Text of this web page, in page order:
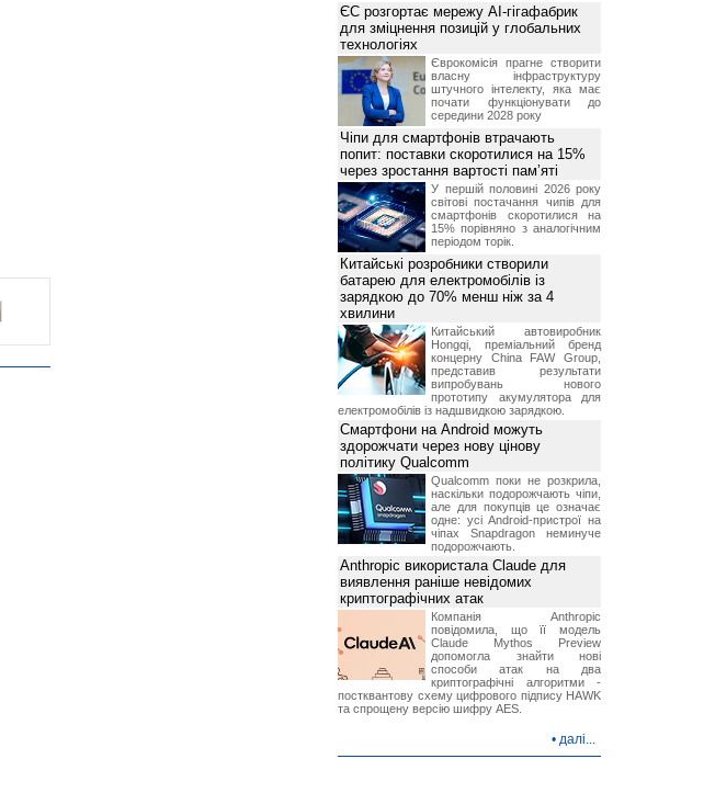
ЄС розгортає мережу AI-гігафабрик
для зміцнення позицій у глобальних
технологіях
Єврокомісія прагне створити
власну інфраструктуру
штучного інтелекту, яка має
почати функціонувати до
середини 2028 року
Чіпи для смартфонів втрачають
попит: поставки скоротилися на 15%
через зростання вартості пам’яті
У першій половині 2026 року
світові постачання чипів для
смартфонів скоротилися на
15% порівняно з аналогічним
періодом торік.
Китайські розробники створили
батарею для електромобілів із
зарядкою до 70% менш ніж за 4
хвилини
Китайський автовиробник
Hongqi, преміальний бренд
концерну China FAW Group,
представив результати
випробувань нового
прототипу акумулятора для
електромобілів із надшвидкою зарядкою.
Смартфони на Android можуть
здорожчати через нову цінову
політику Qualcomm
Qualcomm поки не розкрила,
наскільки подорожчають чіпи,
але для покупців це означає
одне: усі Android-пристрої на
чіпах Snapdragon неминуче
подорожчають.
Anthropic використала Claude для
виявлення раніше невідомих
криптографічних атак
Компанія Anthropic
повідомила, що її модель
Claude Mythos Preview
допомогла знайти нові
способи атак на два
криптографічні алгоритми -
постквантову схему цифрового підпису HAWK
та спрощену версію шифру AES.
• далі...